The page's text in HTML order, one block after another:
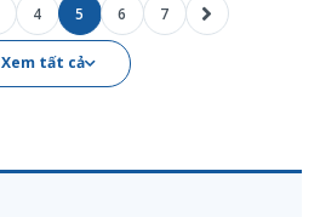
4 5 6 7
Xem tất cả